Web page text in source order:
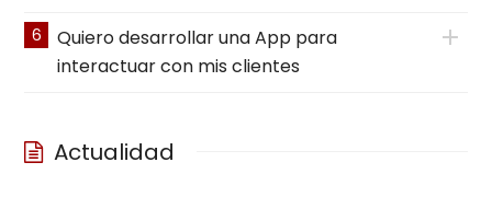
6
Quiero desarrollar una App para
interactuar con mis clientes
Actualidad